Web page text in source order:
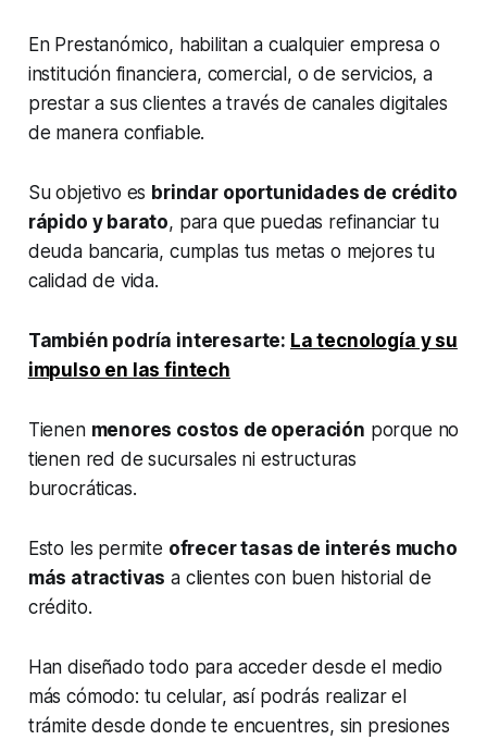
En Prestanómico, habilitan a cualquier empresa o
institución financiera, comercial, o de servicios, a
prestar a sus clientes a través de canales digitales
de manera confiable.
Su objetivo es brindar oportunidades de crédito
rápido y barato, para que puedas refinanciar tu
deuda bancaria, cumplas tus metas o mejores tu
calidad de vida.
También podría interesarte: La tecnología y su
impulso en las fintech
Tienen menores costos de operación porque no
tienen red de sucursales ni estructuras
burocráticas.
Esto les permite ofrecer tasas de interés mucho
más atractivas a clientes con buen historial de
crédito.
Han diseñado todo para acceder desde el medio
más cómodo: tu celular, así podrás realizar el
trámite desde donde te encuentres, sin presiones